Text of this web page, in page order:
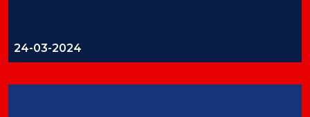
24-03-2024